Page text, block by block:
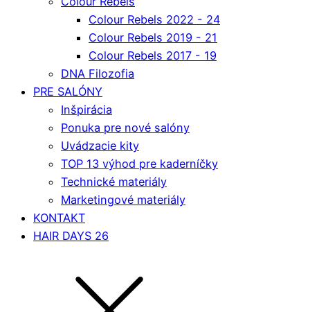
Colour Rebels 2022 - 24
Colour Rebels 2019 - 21
Colour Rebels 2017 - 19
DNA Filozofia
PRE SALÓNY
Inšpirácia
Ponuka pre nové salóny
Uvádzacie kity
TOP 13 výhod pre kaderníčky
Technické materiály
Marketingové materiály
KONTAKT
HAIR DAYS 26